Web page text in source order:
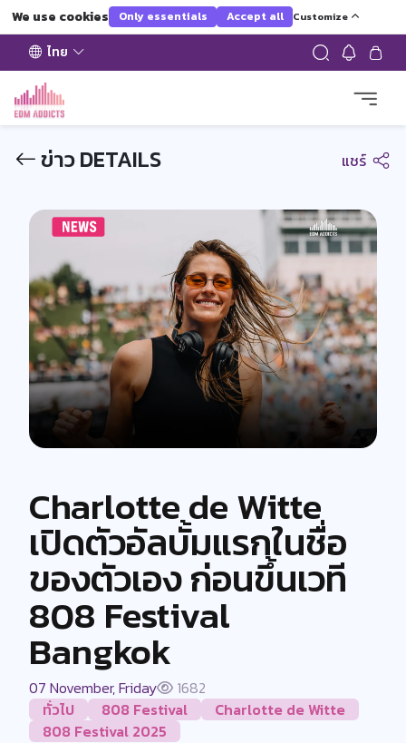
We use cookies Only essentials Accept all Customize
ไทย
ข่าว DETAILS แชร์
Charlotte de Witte
เปิดตัวอัลบั้มแรกในชื่อ
ของตัวเอง ก่อนขึ้นเวที
808 Festival
Bangkok
07 November, Friday
1682
ทั่วไป
808 Festival
Charlotte de Witte
808 Festival 2025